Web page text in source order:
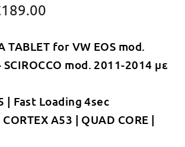
189.00
τιμή
είναι:
TABLET for VW EOS mod.
mod. 2011-2014 με
| Fast Loading 4sec
A53 | QUAD CORE |